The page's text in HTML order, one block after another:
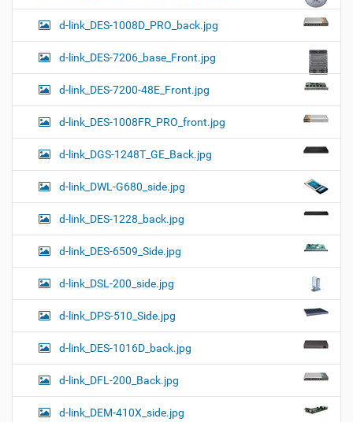
d-link_DES-1008D_PRO_back.jpg
d-link_DES-7206_base_Front.jpg
d-link_DES-7200-48E_Front.jpg
d-link_DES-1008FR_PRO_front.jpg
d-link_DGS-1248T_GE_Back.jpg
d-link_DWL-G680_side.jpg
d-link_DES-1228_back.jpg
d-link_DES-6509_Side.jpg
d-link_DSL-200_side.jpg
d-link_DPS-510_Side.jpg
d-link_DES-1016D_back.jpg
d-link_DFL-200_Back.jpg
d-link_DEM-410X_side.jpg